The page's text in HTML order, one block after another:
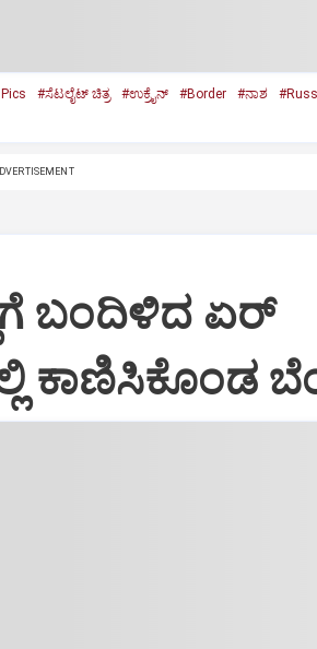
#ಸೆಟಲೈಟ್‌ ಚಿತ್ರ #ಉಕ್ರೈನ್‌ #Border #ನಾಶ
ಬಂದಿಳಿದ ಏರ್‌
ಕಾಣಿಸಿಕೊಂಡ